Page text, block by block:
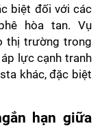
biệt đối với các
hòa tan. Vụ
thị trường trong
lực cạnh tranh
khác, đặc biệt
hạn giữa